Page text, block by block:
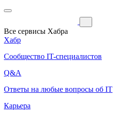
Все сервисы Хабра
Хабр
Сообщество IT-специалистов
Q&A
Ответы на любые вопросы об IT
Карьера